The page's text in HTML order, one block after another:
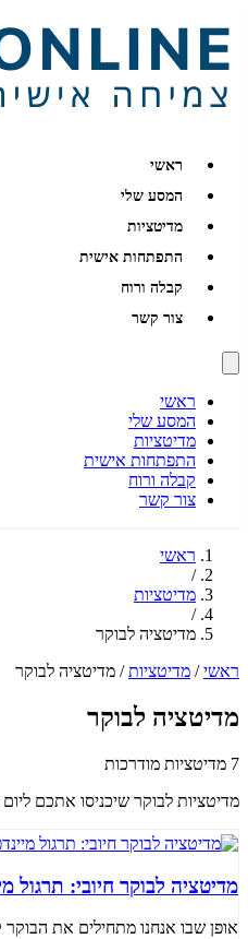
ראשי
המסע שלי
מדיטציות
התפתחות אישית
קבלה ורוח
צור קשר
ראשי
המסע שלי
מדיטציות
התפתחות אישית
קבלה ורוח
צור קשר
ראשי
/
מדיטציות
/
מדיטציה לבוקר
ראשי / מדיטציות / מדיטציה לבוקר
מדיטציה לבוקר
7 מדיטציות מודרכות
מדיטציות לבוקר שיכניסו אתכם
מדיטציה לבוקר חיובי: תרגול
אופן שבו אנחנו מתחילים את הבוקר